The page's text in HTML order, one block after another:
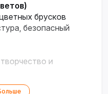
брусков
безопасный
и